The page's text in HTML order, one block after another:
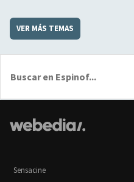
VER MÁS TEMAS
Sensacine